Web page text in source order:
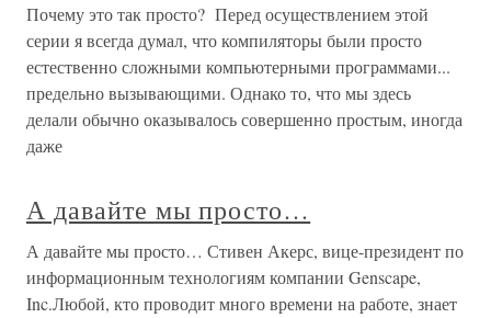
Почему это так просто? Перед осуществлением этой
серии я всегда думал, что компиляторы были просто
естественно сложными компьютерными программами...
предельно вызывающими. Однако то, что мы здесь
делали обычно оказывалось совершенно простым, иногда
даже
А давайте мы просто…
А давайте мы просто… Стивен Акерс, вице-президент по
информационным технологиям компании Genscape,
Inc.Любой, кто проводит много времени на работе, знает